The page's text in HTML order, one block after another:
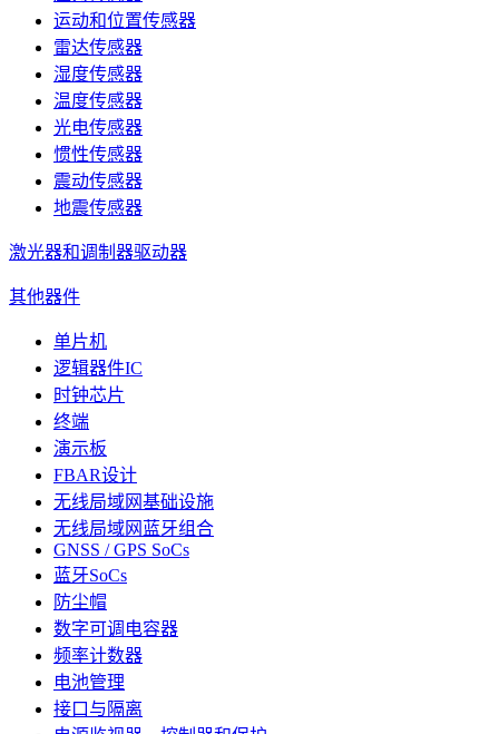
运动和位置传感器
雷达传感器
湿度传感器
温度传感器
光电传感器
惯性传感器
震动传感器
地震传感器
激光器和调制器驱动器
其他器件
单片机
逻辑器件IC
时钟芯片
终端
演示板
FBAR设计
无线局域网基础设施
无线局域网蓝牙组合
GNSS / GPS SoCs
蓝牙SoCs
防尘帽
数字可调电容器
频率计数器
电池管理
接口与隔离